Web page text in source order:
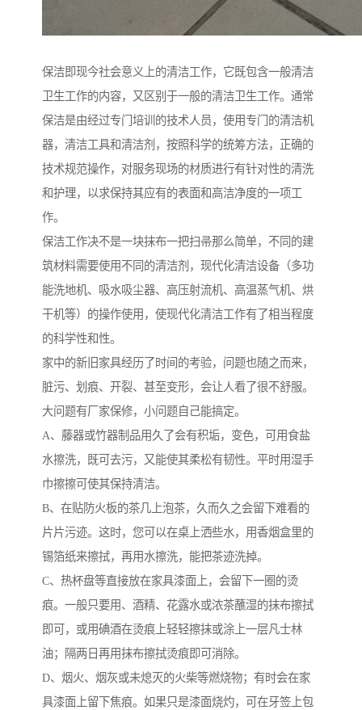
保洁即现今社会意义上的清洁工作，它既包含一般清洁
卫生工作的内容，又区别于一般的清洁卫生工作。通常
保洁是由经过专门培训的技术人员，使用专门的清洁机
器，清洁工具和清洁剂，按照科学的统筹方法，正确的
技术规范操作，对服务现场的材质进行有针对性的清洗
和护理，以求保持其应有的表面和高洁净度的一项工
作。
保洁工作决不是一块抹布一把扫帚那么简单，不同的建
筑材料需要使用不同的清洁剂，现代化清洁设备（多功
能洗地机、吸水吸尘器、高压射流机、高温蒸气机、烘
干机等）的操作使用，使现代化清洁工作有了相当程度
的科学性和性。
家中的新旧家具经历了时间的考验，问题也随之而来，
脏污、划痕、开裂、甚至变形，会让人看了很不舒服。
大问题有厂家保修，小问题自己能搞定。
A、藤器或竹器制品用久了会有积垢，变色，可用食盐
水擦洗，既可去污，又能使其柔松有韧性。平时用湿手
巾擦擦可使其保持清洁。
B、在贴防火板的茶几上泡茶，久而久之会留下难看的
片片污迹。这时，您可以在桌上洒些水，用香烟盒里的
锡箔纸来擦拭，再用水擦洗，能把茶迹洗掉。
C、热杯盘等直接放在家具漆面上，会留下一圈的烫
痕。一般只要用、酒精、花露水或浓茶蘸湿的抹布擦拭
即可，或用碘酒在烫痕上轻轻擦抹或涂上一层凡士林
油；隔两日再用抹布擦拭烫痕即可消除。
D、烟火、烟灰或未熄灭的火柴等燃烧物；有时会在家
具漆面上留下焦痕。如果只是漆面烧灼，可在牙签上包